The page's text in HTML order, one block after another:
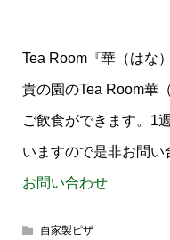
Tea Room『華（はな）
貴の園のTea Room華
ご飲食ができます。1
いますので是非お問い
お問い合わせ
自家製ピザ